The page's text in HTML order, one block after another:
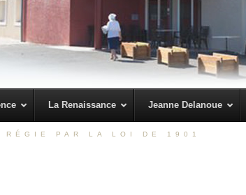
La Renaissance Jeanne Delanoue
RÉGIE PAR LA LOI DE 1901